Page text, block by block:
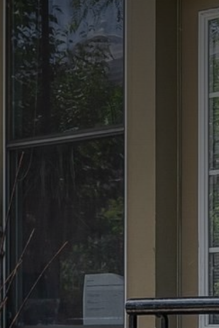
(514) 572-1213
ÊTRE CONTACTÉ(E)